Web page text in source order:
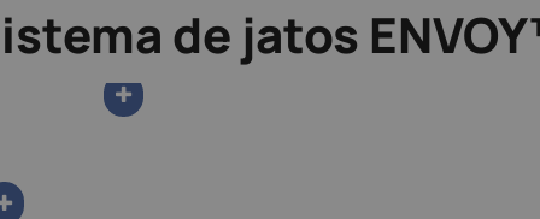
de jatos